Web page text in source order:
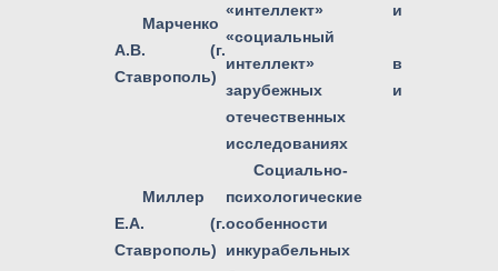
Марченко
А.В. (г.
Ставрополь)
«интеллект» и
«социальный
интеллект» в
зарубежных и
отечественных
исследованиях
Миллер
Е.А. (г.
Ставрополь)
Социально-
психологические
особенности
инкурабельных